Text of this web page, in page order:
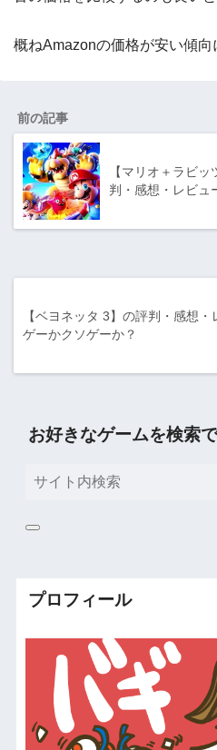
概ねAmazonの価格が安い傾向
前の記事
【マリオ＋ラビ
判・感想・レビュ
【ベヨネッタ 3】の評判・感想・
ゲーかクソゲーか？
お好きなゲームを検索
プロフィール